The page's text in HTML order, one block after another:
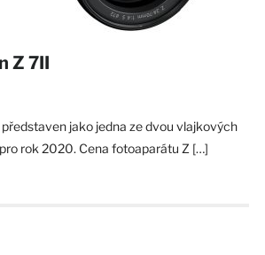
Z 7II
jako jedna ze dvou vlajkových
rok 2020. Cena fotoaparátu Z […]